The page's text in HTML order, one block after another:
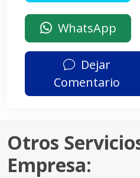
WhatsApp
Dejar
Comentario
Otros
Empresa: